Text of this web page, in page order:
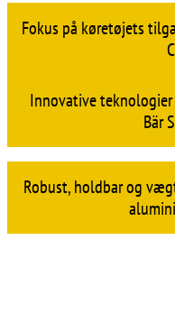
Fokus på køretøjets